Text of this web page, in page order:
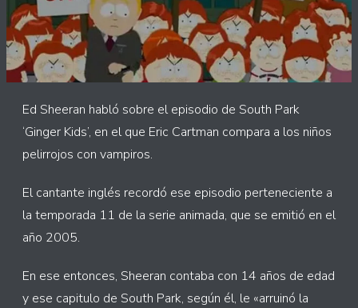
Ed Sheeran habló sobre el episodio de South Park
‘Ginger Kids’, en el que Eric Cartman compara a los niños
pelirrojos con vampiros.
El cantante inglés recordó ese episodio perteneciente a
la temporada 11 de la serie animada, que se emitió en el
año 2005.
En ese entonces, Sheeran contaba con 14 años de edad
y ese capitulo de South Park, según él, le «arruinó la